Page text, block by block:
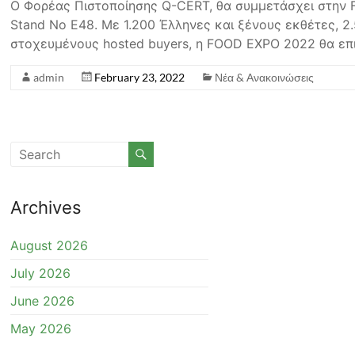
Ο Φορέας Πιστοποίησης Q-CERT, θα συμμετάσχει
Stand No E48. Με 1.200 Έλληνες και ξένους εκθέτες,
στοχευμένους hosted buyers, η FOOD EXPO 2022 θα
admin February 23, 2022 Νέα & Ανακοινώσεις
Archives
August 2026
July 2026
June 2026
May 2026